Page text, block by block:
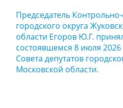
Председатель
городского округа
области Егоров Ю.Г.
состоявшемся 8 июля 2026
Совета депутатов
Московской области.